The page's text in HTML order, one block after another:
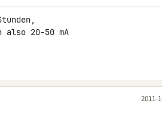
also 20-50 mA
2011-